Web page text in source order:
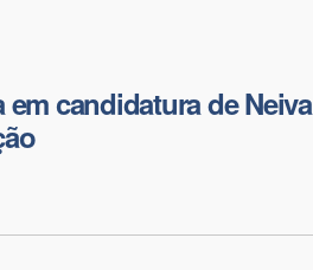
candidatura de Neiva